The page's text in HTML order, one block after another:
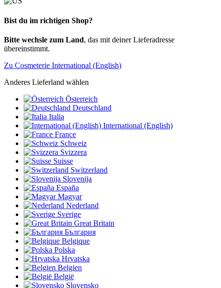
Bist du im richtigen Shop?
Bitte wechsle zum Land, das mit deiner Lieferadresse
übereinstimmt.
Zu Cosmeterie International (English)
Anderes Lieferland wählen
Österreich
Deutschland
Italia
International (English)
France
Schweiz
Svizzera
Suisse
Switzerland
Slovenija
España
Magyar
Nederland
Sverige
Great Britain
България
Belgique
Polska
Hrvatska
Belgien
België
Slovensko